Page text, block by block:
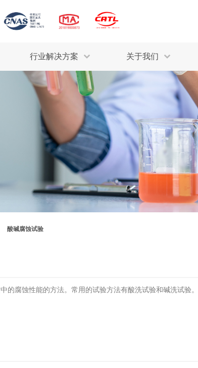
行业解决方案 关于我们
检测服务
污水检测 三废监测
废气检测 二噁英检测
评估调查
耕地质量评价 矿山资源调查
行业解决方案
INDUSTRY SOLUTIONS
为全球各产业提供一站式
整体技术解决方案。
酸碱腐蚀试验
的腐蚀性能的方法。常用的试验方法有酸洗试验和碱洗试验。